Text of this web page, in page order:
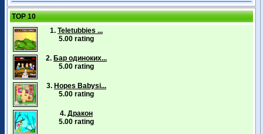
TOP 10
1. Teletubbies ...
5.00 rating
2. Бар одиноких...
5.00 rating
3. Hopes Babysi...
5.00 rating
4. Дракон
5.00 rating